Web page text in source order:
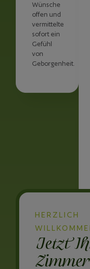
Wünsche
offen und
vermittelte
sofort ein
Gefühl
von
Geborgenheit.
HERZLICH
Jetzt
Zimmer